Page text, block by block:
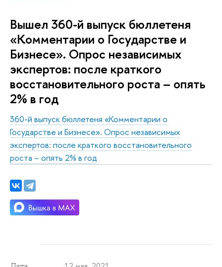
Вышел 360-й выпуск бюллетеня
«Комментарии о Государстве и
Бизнесе». Опрос независимых
экспертов: после краткого
восстановительного роста – опять
2% в год
360-й выпуск бюллетеня «Комментарии о
Государстве и Бизнесе». Опрос независимых
экспертов: после краткого восстановительного
роста – опять 2% в год